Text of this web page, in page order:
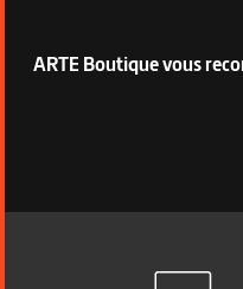
ARTE Boutique vous